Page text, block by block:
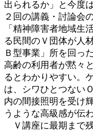
出られるか」と今度
２回の講義・討論会
「精神障害者地域生
る民間のＶ団体が人
Ｂ型事業」所を回っ
高齢の利用者が黙々
るとわかりやすい。
は、シワひとつない
内の間接照明を受け
うような高級感が伝
Ｖ講座に最期まで